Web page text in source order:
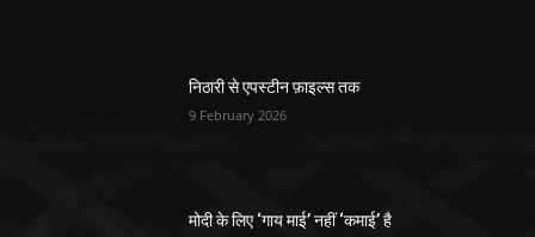
निठारी से एपस्टीन फ़ाइल्स तक
9 February 2026
मोदी के लिए ‘गाय माई’ नहीं ‘कमाई’ है